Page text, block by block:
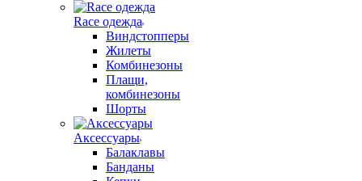
Race одежда
Виндстопперы
Жилеты
Комбинезоны
Плащи,
комбинезоны
Шорты
Аксессуары
Балаклавы
Банданы